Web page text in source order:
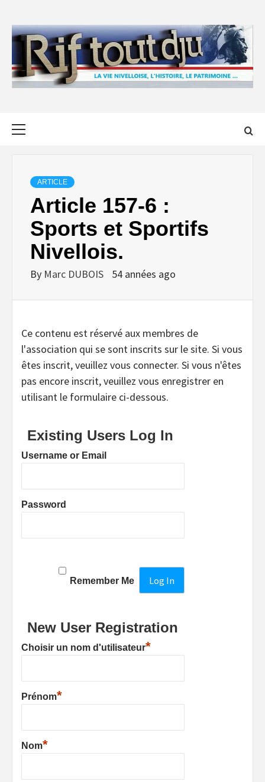
content
ARTICLE
Article 157-6 :
Sports et Sportifs
Nivellois.
By Marc DUBOIS 54 années ago
Ce contenu est réservé aux membres de
l'association qui se sont inscrits sur le site. Si vous
êtes inscrit, veuillez vous connecter. Si vous n'êtes
pas encore inscrit, veuillez vous enregistrer en
utilisant le formulaire ci-dessous.
Existing Users Log In
Username or Email
Password
Remember Me
New User Registration
Choisir un nom d'utilisateur*
Prénom*
Nom*